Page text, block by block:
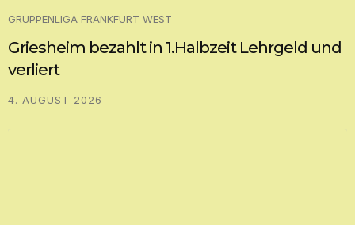
GRUPPENLIGA FRANKFURT WEST
Griesheim bezahlt in 1.Halbzeit Lehrgeld und
verliert
4. AUGUST 2026